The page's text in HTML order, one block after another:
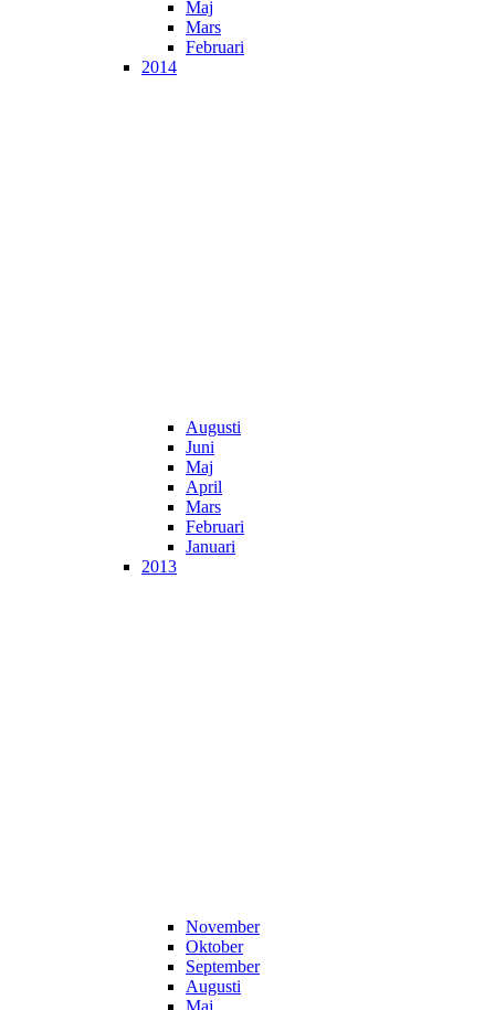
Maj
Mars
Februari
2014
Augusti
Juni
Maj
April
Mars
Februari
Januari
2013
November
Oktober
September
Augusti
Maj